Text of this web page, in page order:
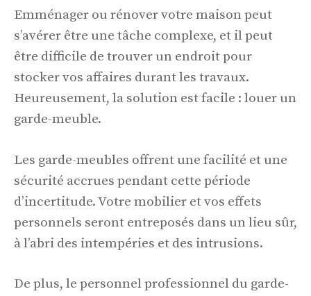
Emménager ou rénover votre maison peut
s’avérer être une tâche complexe, et il peut
être difficile de trouver un endroit pour
stocker vos affaires durant les travaux.
Heureusement, la solution est facile : louer un
garde-meuble.
Les garde-meubles offrent une facilité et une
sécurité accrues pendant cette période
d’incertitude. Votre mobilier et vos effets
personnels seront entreposés dans un lieu sûr,
à l’abri des intempéries et des intrusions.
De plus, le personnel professionnel du garde-